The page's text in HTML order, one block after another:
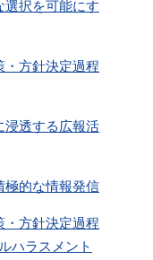
択を可能にす
方針決定過程
透する広報活
的な情報発信
方針決定過程
ハラスメント